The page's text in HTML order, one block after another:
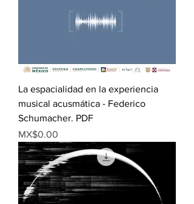
La espacialidad en la experiencia
musical acusmática - Federico
Schumacher. PDF
Price
MX$0.00